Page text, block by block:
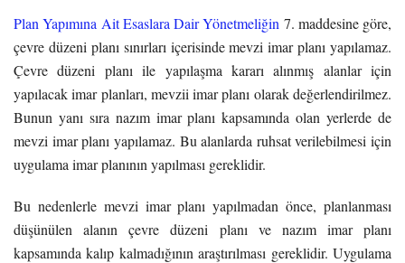
Plan Yapımına Ait Esaslara Dair Yönetmeliğin 7. maddesine göre,
çevre düzeni planı sınırları içerisinde mevzi imar planı yapılamaz.
Çevre düzeni planı ile yapılaşma kararı alınmış alanlar için
yapılacak imar planları, mevzii imar planı olarak değerlendirilmez.
Bunun yanı sıra nazım imar planı kapsamında olan yerlerde de
mevzi imar planı yapılamaz. Bu alanlarda ruhsat verilebilmesi için
uygulama imar planının yapılması gereklidir.
Bu nedenlerle mevzi imar planı yapılmadan önce, planlanması
düşünülen alanın çevre düzeni planı ve nazım imar planı
kapsamında kalıp kalmadığının araştırılması gereklidir. Uygulama